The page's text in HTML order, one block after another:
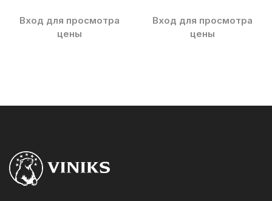
Вход для просмотра
цены
Вход для просмотра
цены